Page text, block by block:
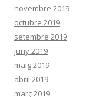
novembre 2019
octubre 2019
setembre 2019
juny 2019
maig 2019
abril 2019
març 2019